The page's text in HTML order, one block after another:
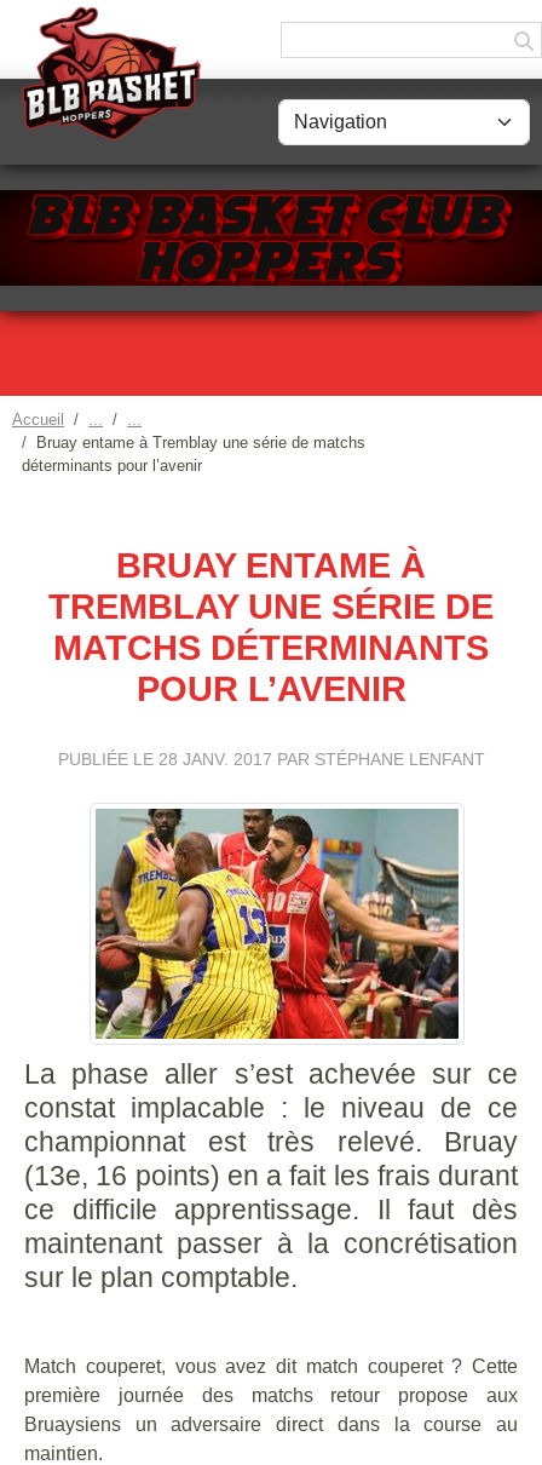
Accueil
Bruay entame à Tremblay une série de matchs
déterminants pour l’avenir
BRUAY ENTAME À
TREMBLAY UNE SÉRIE DE
MATCHS DÉTERMINANTS
POUR L’AVENIR
PUBLIÉE LE 28 JANV. 2017 PAR STÉPHANE LENFANT
La phase aller s’est achevée sur ce
constat implacable : le niveau de ce
championnat est très relevé. Bruay
(13e, 16 points) en a fait les frais durant
ce difficile apprentissage. Il faut dès
maintenant passer à la concrétisation
sur le plan comptable.
Match couperet, vous avez dit match couperet ? Cette
première journée des matchs retour propose aux
Bruaysiens un adversaire direct dans la course au
maintien.
Panneau de gestion des cookies